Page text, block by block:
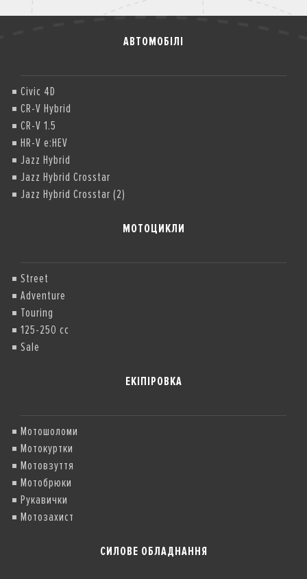
АВТОМОБІЛІ
Civic 4D
CR-V Hybrid
CR-V 1.5
HR-V e:HEV
Jazz Hybrid
Jazz Hybrid Crosstar
Jazz Hybrid Crosstar (2)
МОТОЦИКЛИ
Street
Adventure
Touring
125-250 cc
Sale
ЕКІПІРОВКА
Мотошоломи
Мотокуртки
Мотовзуття
Мотобрюки
Рукавички
Мотозахист
СИЛОВЕ ОБЛАДНАННЯ